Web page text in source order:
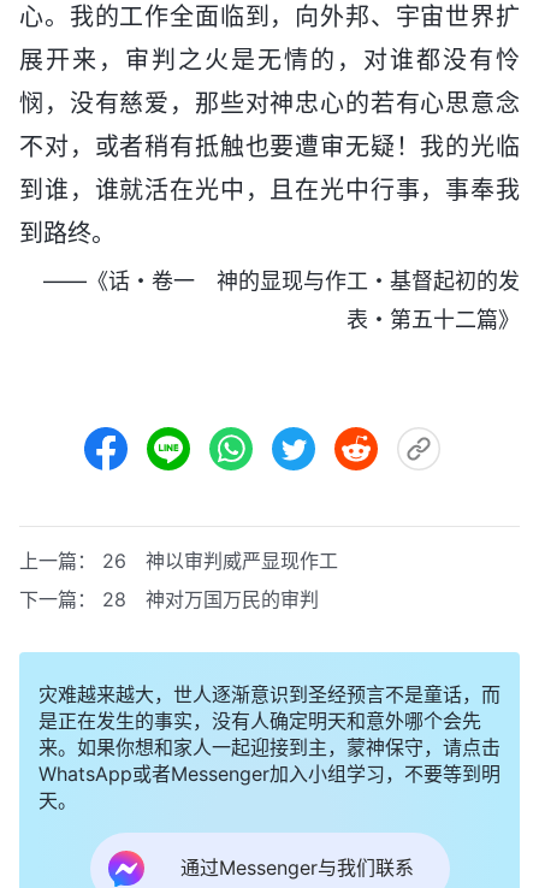
心。我的工作全面临到，向外邦、宇宙世界扩
展开来，审判之火是无情的，对谁都没有怜
悯，没有慈爱，那些对神忠心的若有心思意念
不对，或者稍有抵触也要遭审无疑！我的光临
到谁，谁就活在光中，且在光中行事，事奉我
到路终。
——《话・卷一 神的显现与作工・基督起初的发
表・第五十二篇》
上一篇： 26 神以审判威严显现作工
下一篇： 28 神对万国万民的审判
灾难越来越大，世人逐渐意识到圣经预言不是童话，而
是正在发生的事实，没有人确定明天和意外哪个会先
来。如果你想和家人一起迎接到主，蒙神保守，请点击
WhatsApp或者Messenger加入小组学习，不要等到明
天。
通过Messenger与我们联系